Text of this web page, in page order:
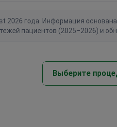
года. Информация
пациентов (2025–2026) и
Выберите